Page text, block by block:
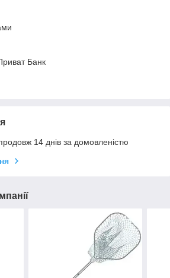
Банк
14 днів за домовленістю